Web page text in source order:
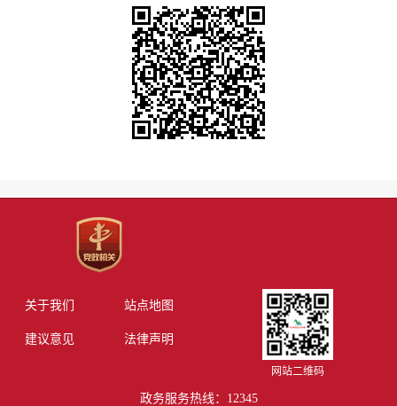
关于我们 站点地图
建议意见 法律声明
网站二维码
政务服务热线：12345